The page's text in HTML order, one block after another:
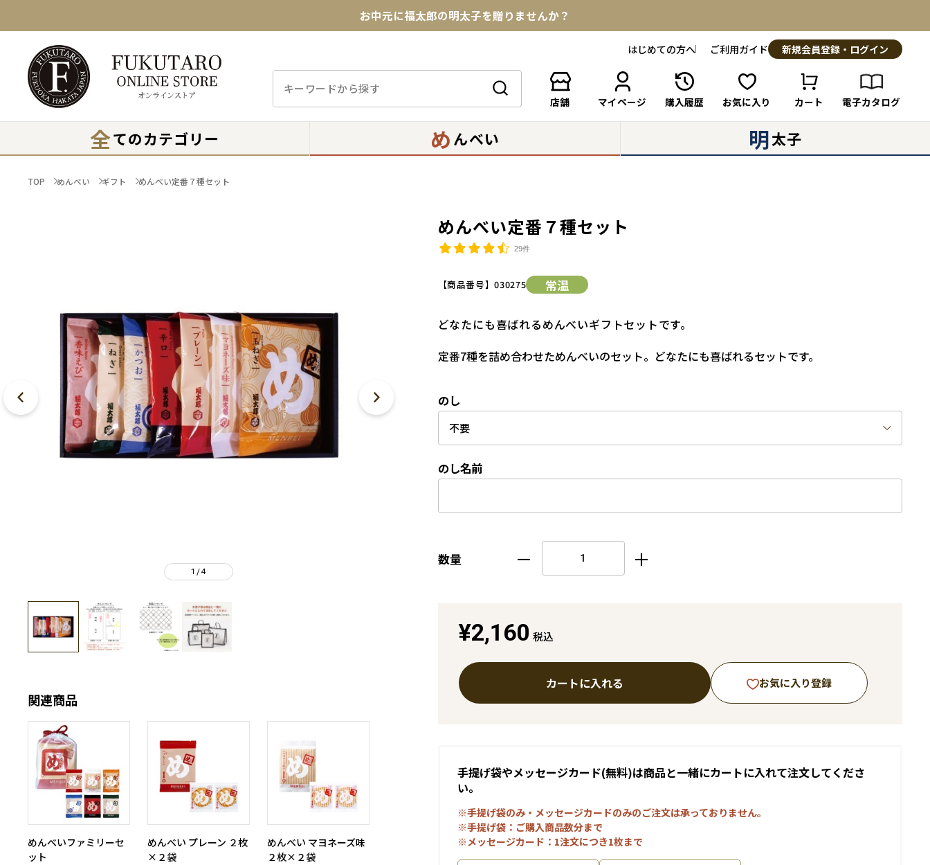
お中元に福太郎の明太子を贈りませんか？
【色々な味を試したい方へ】ポストイン！めんべい
送料全国一律770円！10,800円以上で送料無料
はじめての方へ ご利用ガイド 新規会員登録・ログイン
店舗 マイページ 購入履歴 お気に入り カート 電子カタログ
全てのカテゴリー め んべい 明太子
TOP めんべい ギフト めんべい定番７種セット
1 /4
関連商品
めんべいファミリーセ
ット
めんべい プレーン ２枚
×２袋
めんべい マヨネーズ味
２枚×２袋
めんべい定番７種セット
29件
【商品番号】030275 常温
どなたにも喜ばれるめんべいギフトセットです。
定番7種を詰め合わせためんべいのセット。どなたにも喜ばれるセットです。
のし
のし名前
数量
¥2,160 税込
カートに入れる お気に入り登録
手提げ袋やメッセージカード(無料)は商品と一緒にカートに入れて注文してくださ
い。
※手提げ袋のみ・メッセージカードのみのご注文は承っておりません。
※手提げ袋：ご購入商品数分まで
※メッセージカード：1注文につき1枚まで